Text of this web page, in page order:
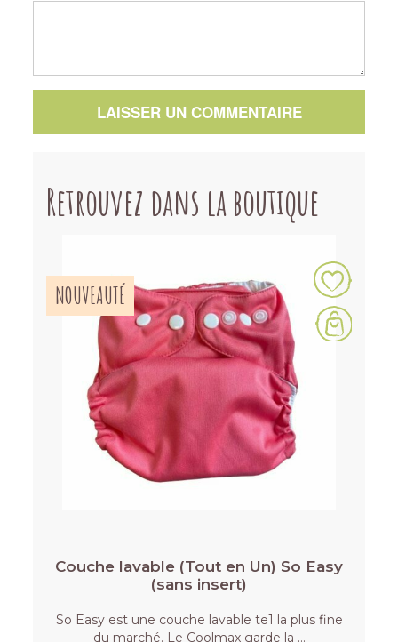
LAISSER UN COMMENTAIRE
Retrouvez dans la boutique
NOUVEAUTÉ
Couche lavable (Tout en Un) So Easy
(sans insert)
So Easy est une couche lavable te1 la plus fine
du marché. Le Coolmax garde la …